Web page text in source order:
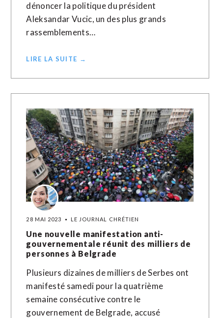
dénoncer la politique du président
Aleksandar Vucic, un des plus grands
rassemblements…
LIRE LA SUITE →
28 MAI 2023 LE JOURNAL CHRÉTIEN
Une nouvelle manifestation anti-
gouvernementale réunit des milliers de
personnes à Belgrade
Plusieurs dizaines de milliers de Serbes ont
manifesté samedi pour la quatrième
semaine consécutive contre le
gouvernement de Belgrade, accusé